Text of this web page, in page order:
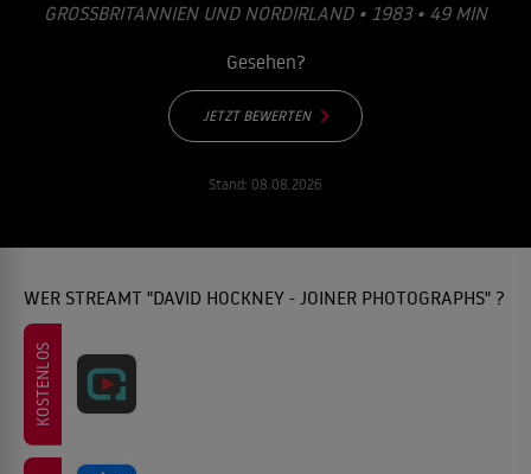
GROSSBRITANNIEN UND NORDIRLAND • 1983 • 49 MIN
Gesehen?
JETZT BEWERTEN
Stand: 08.08.2026
WER STREAMT "DAVID HOCKNEY - JOINER PHOTOGRAPHS" ?
KOSTENLOS